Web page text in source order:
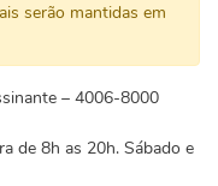
serão mantidas em
– 4006-8000
de 8h as 20h. Sábado e